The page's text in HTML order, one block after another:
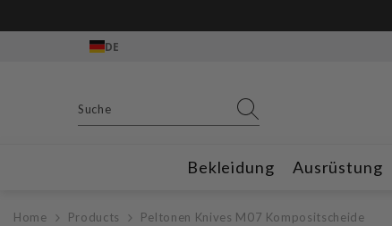
DE
Bekleidung Ausrüstung
Home Products Peltonen Knives M07 Kompositscheide